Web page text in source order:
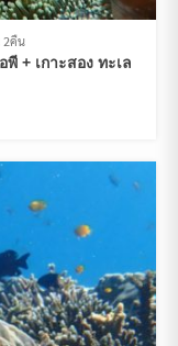
2คืน
+ เกาะสอง ทะเล